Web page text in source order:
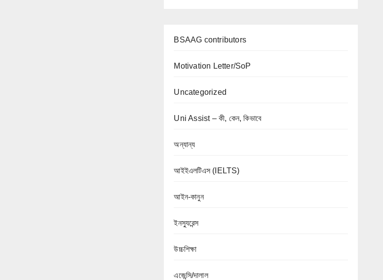
BSAAG contributors
Motivation Letter/SoP
Uncategorized
Uni Assist – কী, কেন, কিভাবে
অন্যান্য
আইইএলটিএস (IELTS)
আইন-কানুন
ইনস্যুরেন্স
উচ্চশিক্ষা
এজেন্সি/দালাল